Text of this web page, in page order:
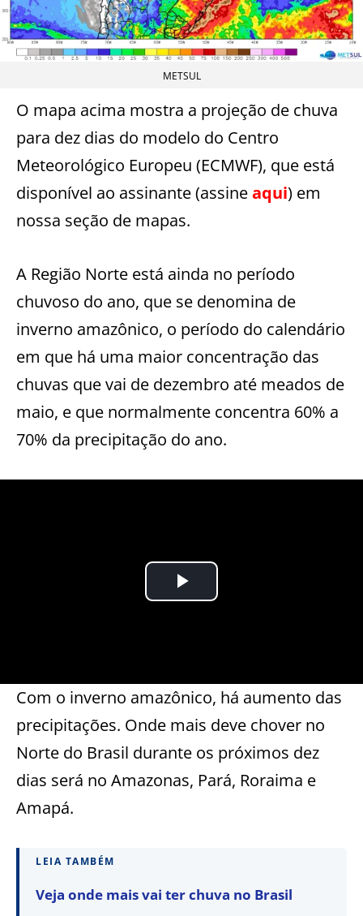
METSUL
O mapa acima mostra a projeção de chuva
para dez dias do modelo do Centro
Meteorológico Europeu (ECMWF), que está
disponível ao assinante (assineaqui) em
nossa seção de mapas.
A Região Norte está ainda no período
chuvoso do ano, que se denomina de
inverno amazônico, o período do calendário
em que há uma maior concentração das
chuvas que vai de dezembro até meados de
maio, e que normalmente concentra 60% a
70% da precipitação do ano.
Com o inverno amazônico, há aumento das
precipitações. Onde mais deve chover no
Norte do Brasil durante os próximos dez
dias será no Amazonas, Pará, Roraima e
Amapá.
LEIA TAMBÉM
Veja onde mais vai ter chuva no Brasil